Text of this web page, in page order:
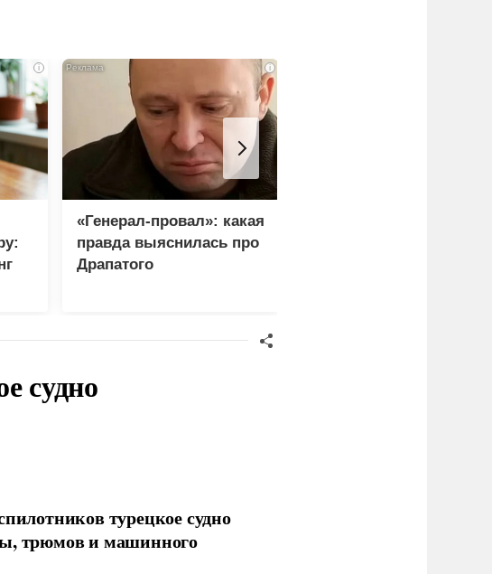
i i
«Генерал-провал»: какая
правда выяснилась про
Драпатого
судно
турецкое судно
трюмов и машинного